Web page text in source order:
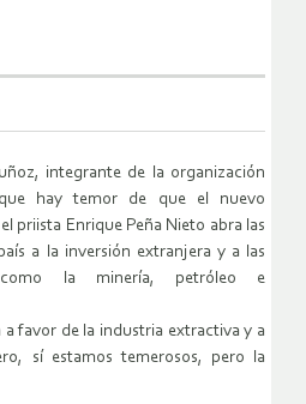
integrante de la organización
hay temor de que el nuevo
priista Enrique Peña Nieto abra las
a la inversión extranjera y a las
como la minería, petróleo e
favor de la industria extractiva y a
sí estamos temerosos, pero la